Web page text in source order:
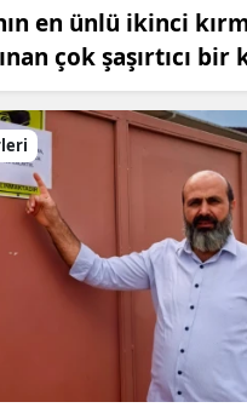
en ünlü ikinci
çok şaşırtıcı bir